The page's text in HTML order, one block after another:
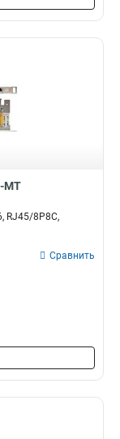
MT
RJ45/8P8C,
Сравнить